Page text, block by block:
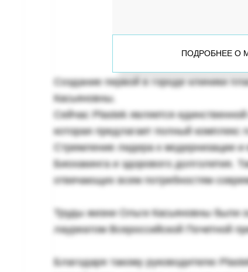
Создание первой в городе клиники
Касьяновны.
Сейчас Plastek является
которая предлагает полный комплекс
Стремление лидера к модернизации
Биохакинга и здорового долголетия.
отвечающих всем потребностям
Труды жизни Ольги Касьяновны были
лауреатом Всероссийской Почетной
Благодаря такому руководителю
ПОДРОБНЕЕ О